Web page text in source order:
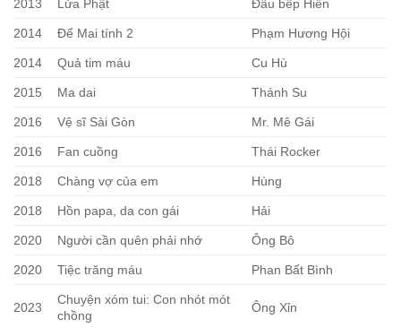
2013 Lửa Phật Đầu bếp Hiền
2014 Để Mai tính 2 Phạm Hương Hội
2014 Quả tim máu Cu Hù
2015 Ma dai Thánh Su
2016 Vệ sĩ Sài Gòn Mr. Mê Gái
2016 Fan cuồng Thái Rocker
2018 Chàng vợ của em Hùng
2018 Hồn papa, da con gái Hải
2020 Người cần quên phải nhớ Ông Bô
2020 Tiệc trăng máu Phan Bất Bình
2023
Chuyện xóm tui: Con nhót mót
chồng
Ông Xỉn